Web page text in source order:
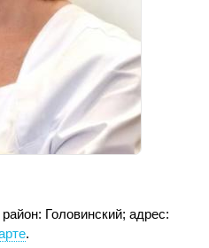
район: Головинский; адрес:
.